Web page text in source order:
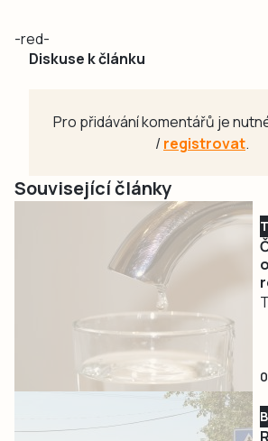
-red-
Diskuse k článku
Pro přidávání komentářů je
/registrovat.
Související články
0